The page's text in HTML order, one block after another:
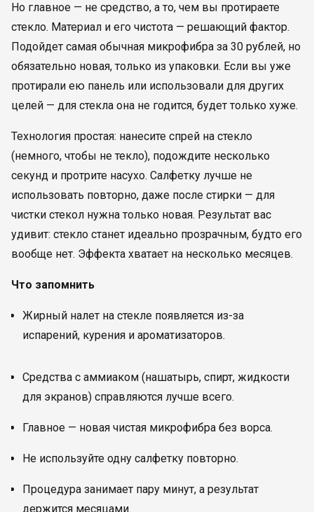
Но главное — не средство, а то, чем вы протираете
стекло. Материал и его чистота — решающий фактор.
Подойдет самая обычная микрофибра за 30 рублей, но
обязательно новая, только из упаковки. Если вы уже
протирали ею панель или использовали для других
целей — для стекла она не годится, будет только хуже.
Технология простая: нанесите спрей на стекло
(немного, чтобы не текло), подождите несколько
секунд и протрите насухо. Салфетку лучше не
использовать повторно, даже после стирки — для
чистки стекол нужна только новая. Результат вас
удивит: стекло станет идеально прозрачным, будто его
вообще нет. Эффекта хватает на несколько месяцев.
Что запомнить
Жирный налет на стекле появляется из-за
испарений, курения и ароматизаторов.
Средства с аммиаком (нашатырь, спирт, жидкости
для экранов) справляются лучше всего.
Главное — новая чистая микрофибра без ворса.
Не используйте одну салфетку повторно.
Процедура занимает пару минут, а результат
держится месяцами.